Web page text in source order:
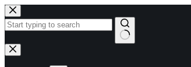
Skip to content
No results